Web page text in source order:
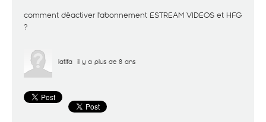
comment déactiver l'abonnement ESTREAM VIDEOS et HFG
?
latifa il y a plus de 8 ans